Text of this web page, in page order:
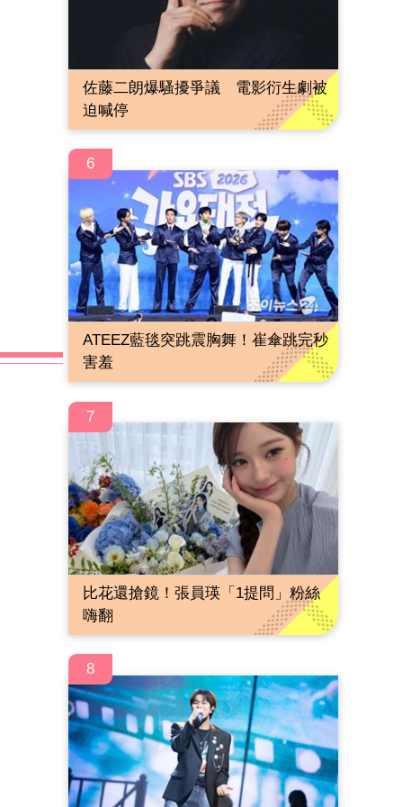
佐藤二朗爆騷擾爭議 電影衍生劇被
迫喊停
6
ATEEZ藍毯突跳震胸舞！崔傘跳完秒
害羞
7
比花還搶鏡！張員瑛「1提問」粉絲
嗨翻
8